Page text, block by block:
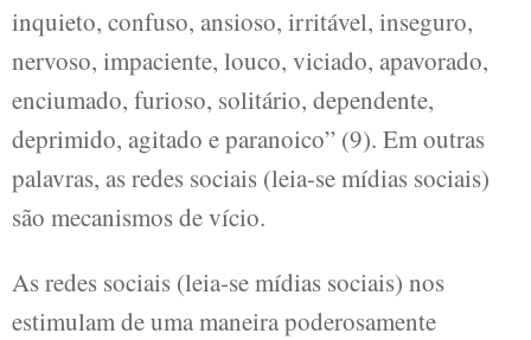
inquieto, confuso, ansioso, irritável, inseguro,
nervoso, impaciente, louco, viciado, apavorado,
enciumado, furioso, solitário, dependente,
deprimido, agitado e paranoico” (9). Em outras
palavras, as redes sociais (leia-se mídias sociais)
são mecanismos de vício.
As redes sociais (leia-se mídias sociais) nos
estimulam de uma maneira poderosamente